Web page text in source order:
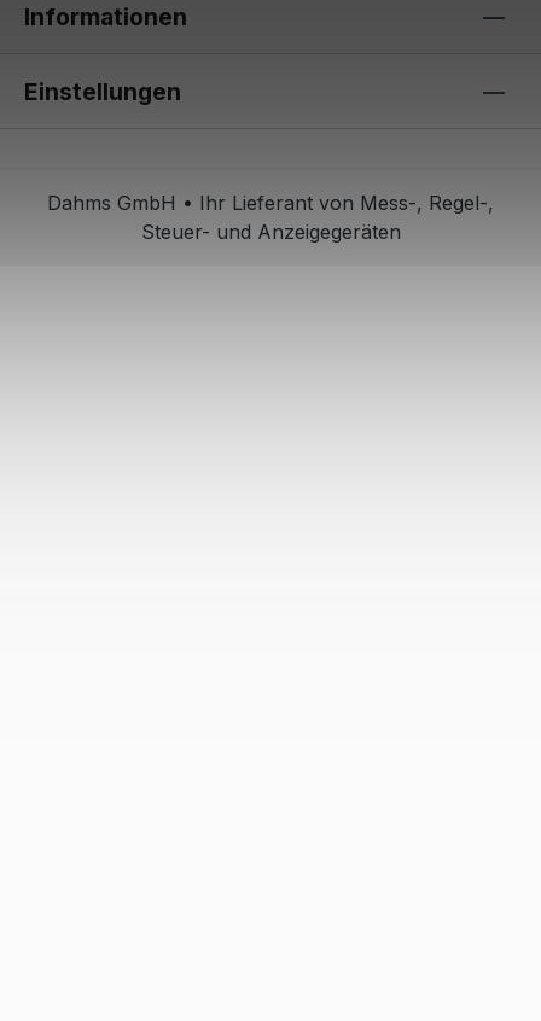
Informationen
Einstellungen
Dahms GmbH • Ihr Lieferant von Mess-, Regel-,
Steuer- und Anzeigegeräten